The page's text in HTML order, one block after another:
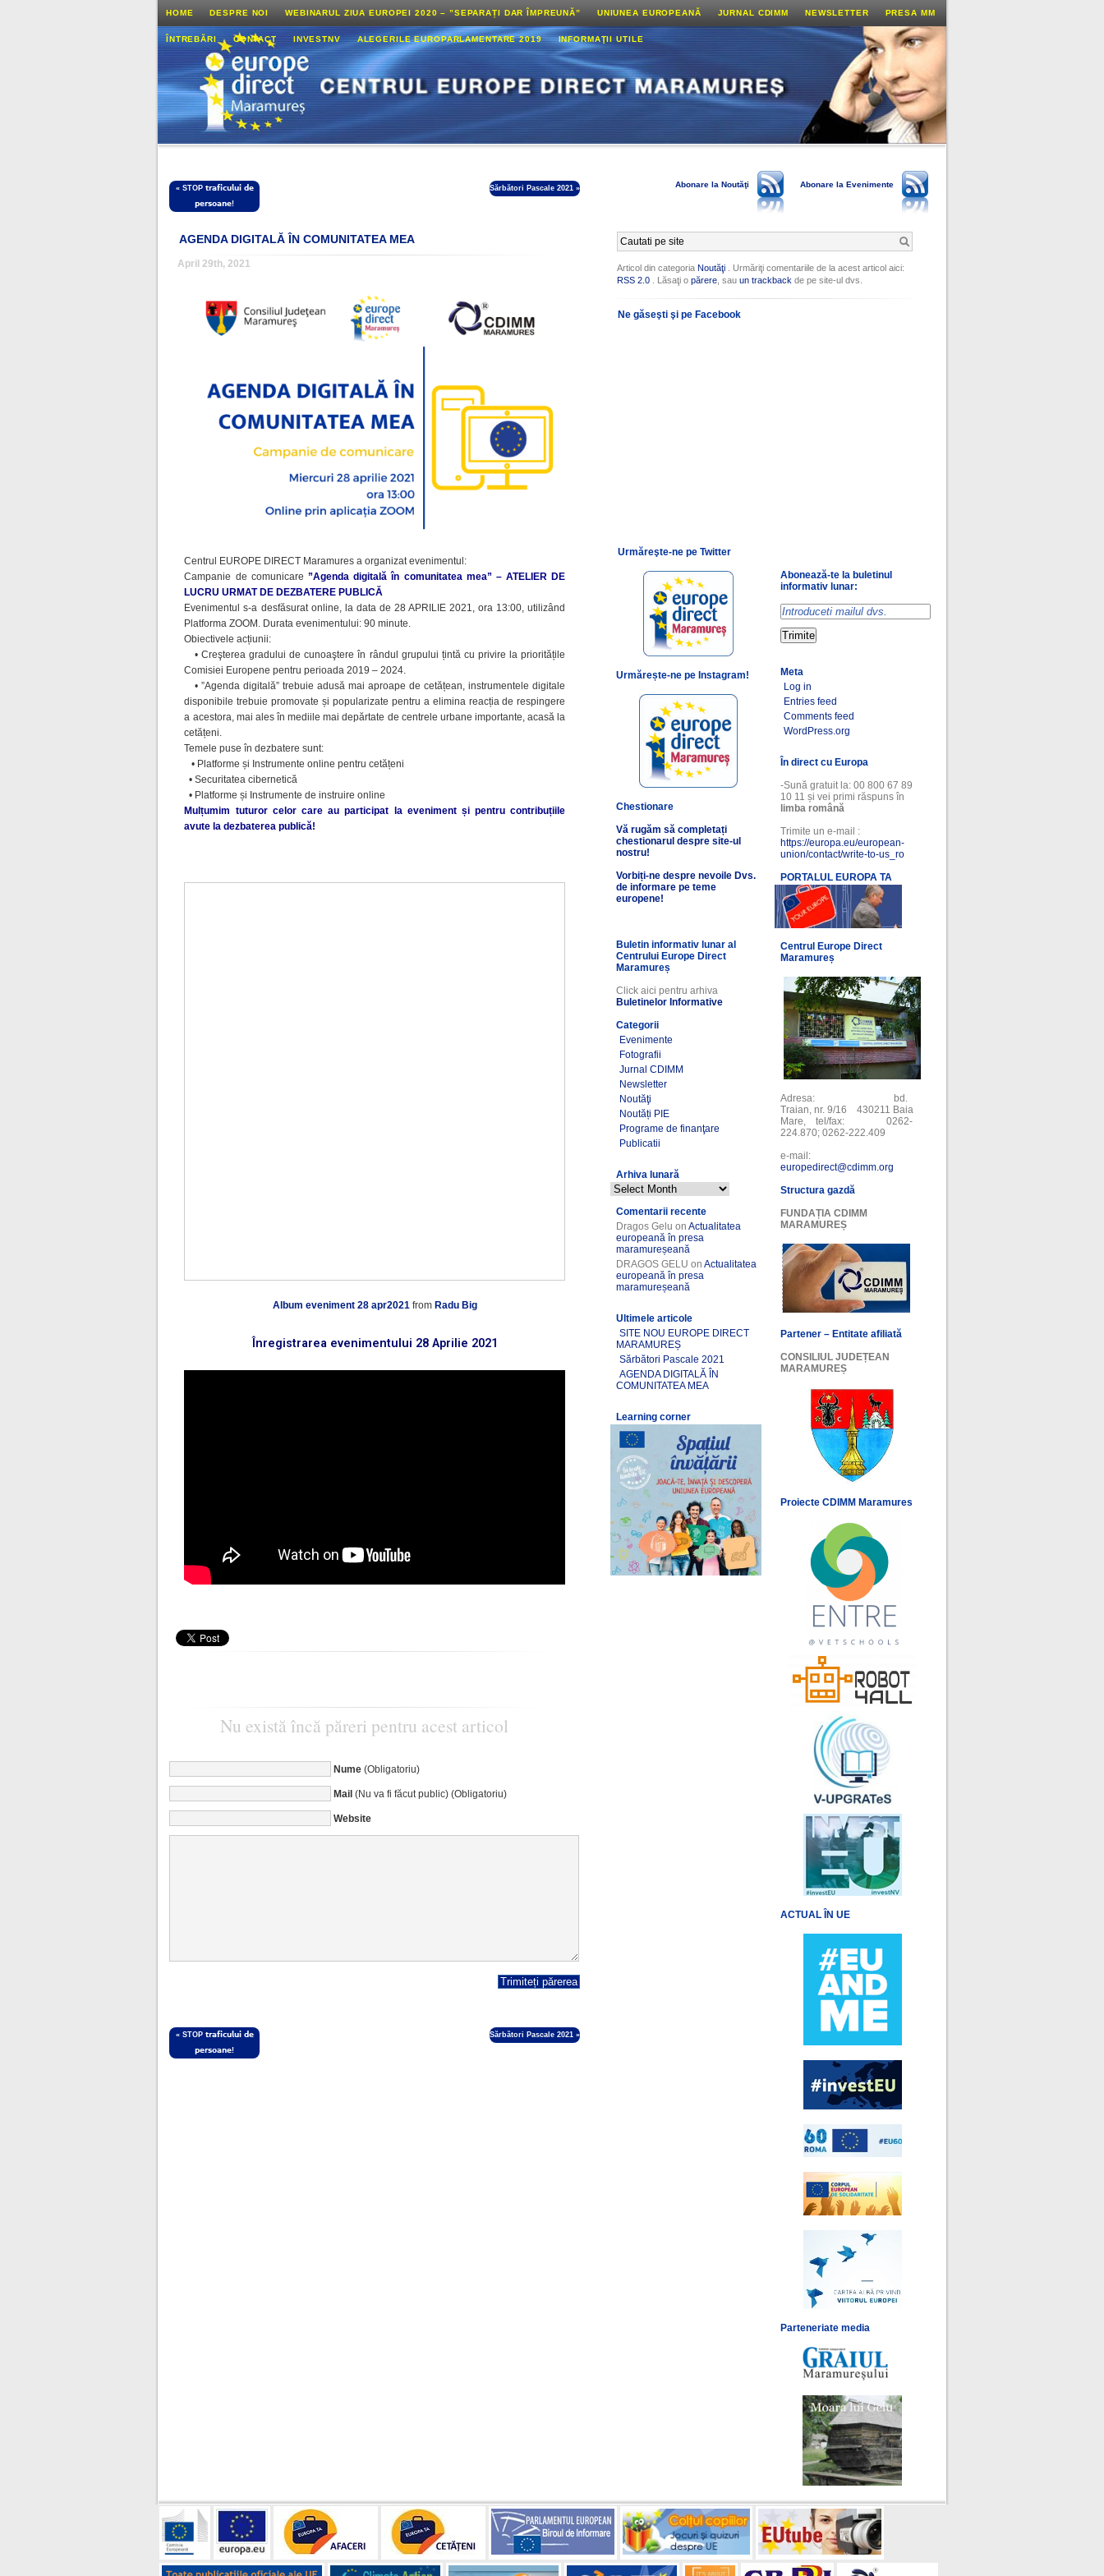
HOME DESPRE NOI WEBINARUL ZIUA EUROPEI 2020 – ”SEPARAȚI DAR ÎMPREUNĂ” UNIUNEA EUROPEANĂ JURNAL CDIMM NEWSLETTER PRESA MM
ÎNTREBĂRI CONTACT INVESTNV ALEGERILE EUROPARLAMENTARE 2019 INFORMAŢII UTILE
« STOP 𝘁𝗿𝗮𝗳𝗶𝗰𝘂𝗹𝘂𝗶 𝗱𝗲
𝗽𝗲𝗿𝘀𝗼𝗮𝗻𝗲!
Sărbători Pascale 2021 »
AGENDA DIGITALĂ ÎN COMUNITATEA MEA
April 29th, 2021
Centrul EUROPE DIRECT Maramures a organizat evenimentul:
Campanie de comunicare ”Agenda digitală în comunitatea mea” – ATELIER DE
LUCRU URMAT DE DEZBATERE PUBLICĂ
Evenimentul s-a desfăsurat online, la data de 28 APRILIE 2021, ora 13:00, utilizând
Platforma ZOOM. Durata evenimentului: 90 minute.
Obiectivele acțiunii:
• Creşterea gradului de cunoaştere în rândul grupului țintă cu privire la prioritățile
Comisiei Europene pentru perioada 2019 – 2024.
• ”Agenda digitală” trebuie adusă mai aproape de cetățean, instrumentele digitale
disponibile trebuie promovate și popularizate pentru a elimina reacția de respingere
a acestora, mai ales în mediile mai depărtate de centrele urbane importante, acasă la
cetățeni.
Temele puse în dezbatere sunt:
• Platforme și Instrumente online pentru cetățeni
• Securitatea cibernetică
• Platforme și Instrumente de instruire online
Mulțumim tuturor celor care au participat la eveniment și pentru contribuțiile
avute la dezbaterea publică!
Album eveniment 28 apr2021 from Radu Big
Înregistrarea evenimentului 28 Aprilie 2021
Nu există încă păreri pentru acest articol
Nume(Obligatoriu)
Mail(Nu va fi făcut public) (Obligatoriu)
Website
« STOP 𝘁𝗿𝗮𝗳𝗶𝗰𝘂𝗹𝘂𝗶 𝗱𝗲
𝗽𝗲𝗿𝘀𝗼𝗮𝗻𝗲!
Sărbători Pascale 2021 »
Abonare la Noutăţi Abonare la Evenimente
Articol din categoriaNoutăţi . Urmăriţi comentariile de la acest articol aici:
RSS 2.0 . Lăsaţi opărere , sauun trackbackde pe site-ul dvs.
Ne găseşti şi pe Facebook
Urmăreşte-ne pe Twitter
Urmărește-ne pe Instagram!
Chestionare
Vă rugăm să completați
chestionarul despre site-ul
nostru!
Vorbiți-ne despre nevoile Dvs.
de informare pe teme
europene!
Buletin informativ lunar al
Centrului Europe Direct
Maramureș
Click aici pentru arhiva
Buletinelor Informative
Categorii
Evenimente
Fotografii
Jurnal CDIMM
Newsletter
Noutăţi
Noutăți PIE
Programe de finanţare
Publicatii
Arhiva lunară
Comentarii recente
Dragos Gelu onActualitatea
europeană în presa
maramureșeană
DRAGOS GELU onActualitatea
europeană în presa
maramureșeană
Ultimele articole
SITE NOU EUROPE DIRECT
MARAMUREȘ
Sărbători Pascale 2021
AGENDA DIGITALĂ ÎN
COMUNITATEA MEA
Learning corner
Abonează-te la buletinul
informativ lunar:
Meta
Log in
Entries feed
Comments feed
WordPress.org
În direct cu Europa
-Sună gratuit la: 00 800 67 89
10 11 și vei primi răspuns în
limba română
Trimite un e-mail :
https://europa.eu/european-
union/contact/write-to-us_ro
PORTALUL EUROPA TA
Centrul Europe Direct
Maramureș
Adresa: bd.
Traian, nr. 9/16 430211 Baia
Mare, tel/fax: 0262-
224.870; 0262-222.409
e-mail:
europedirect@cdimm.org
Structura gazdă
FUNDAȚIA CDIMM
MARAMUREȘ
Partener – Entitate afiliată
CONSILIUL JUDEȚEAN
MARAMUREȘ
Proiecte CDIMM Maramures
ACTUAL ÎN UE
Parteneriate media